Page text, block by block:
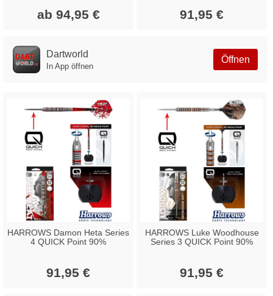
ab 94,95 € 91,95 €
Öffnen
Dartworld
In App öffnen
HARROWS Damon Heta Series
4 QUICK Point 90%
91,95 €
HARROWS Luke Woodhouse
Series 3 QUICK Point 90%
91,95 €